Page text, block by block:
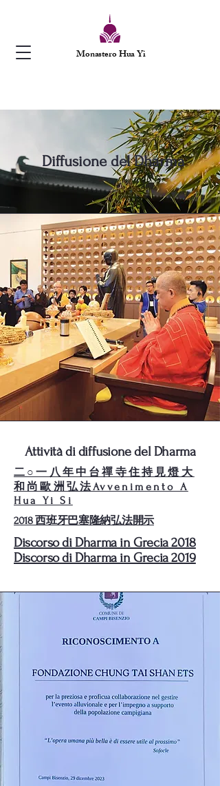
Monastero Hua Yi
Diffusione del Dharma
Attività di diffusione del Dharma
二○一八年中台禪寺住持見燈大
和尚歐洲弘法Avvenimento A
Hua Yi Si
2018 西班牙巴塞隆納弘法開示
Discorso di Dharma in Grecia 2018
Discorso di Dharma in Grecia 2019